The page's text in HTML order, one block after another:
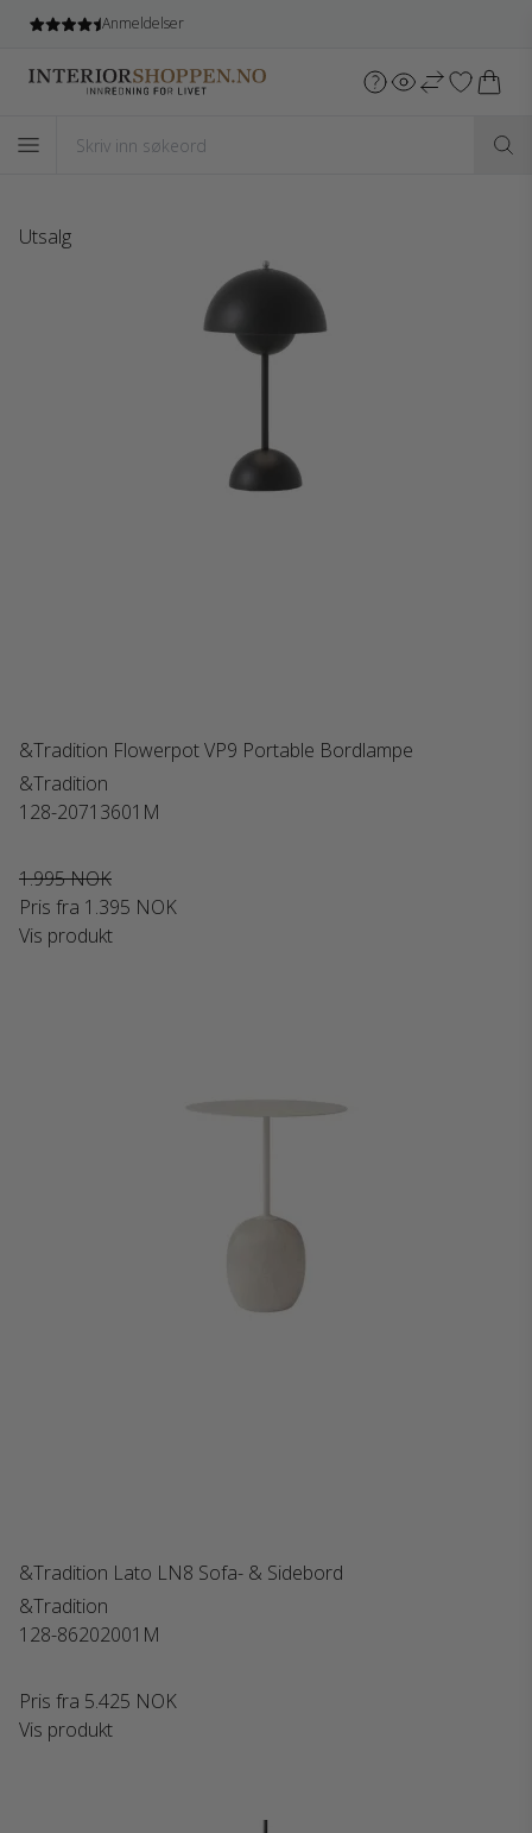
Anmeldelser
Utsalg
&Tradition Flowerpot VP9 Portable Bordlampe
&Tradition
128-20713601M
1.995 NOK
Pris fra 1.395 NOK
Vis produkt
&Tradition Lato LN8 Sofa- & Sidebord
&Tradition
128-86202001M
Pris fra 5.425 NOK
Vis produkt